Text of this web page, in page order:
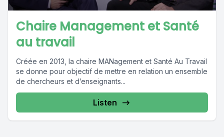
Chaire Management et Santé
au travail
Créée en 2013, la chaire MANagement et Santé Au Travail
se donne pour objectif de mettre en relation un ensemble
de chercheurs et d’enseignants...
Listen